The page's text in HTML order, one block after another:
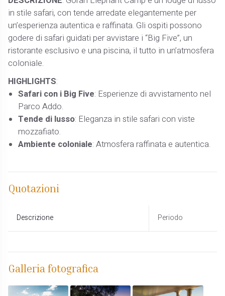
in stile safari, con tende arredate elegantemente per
un’esperienza autentica e raffinata. Gli ospiti possono
godere di safari guidati per avvistare i “Big Five”, un
ristorante esclusivo e una piscina, il tutto in un’atmosfera
coloniale.
HIGHLIGHTS:
Safari con i Big Five: Esperienze di avvistamento nel
Parco Addo.
Tende di lusso: Eleganza in stile safari con viste
mozzafiato.
Ambiente coloniale: Atmosfera raffinata e autentica.
Quotazioni
Descrizione Periodo
Galleria fotografica